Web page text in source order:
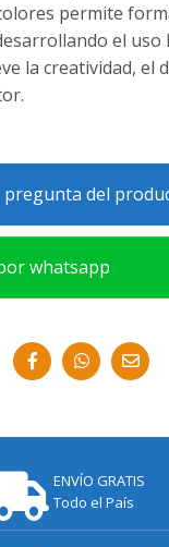
permite
el uso
la creatividad, el
pregunta del
whatsapp
ENVÍO GRATIS
Todo el País